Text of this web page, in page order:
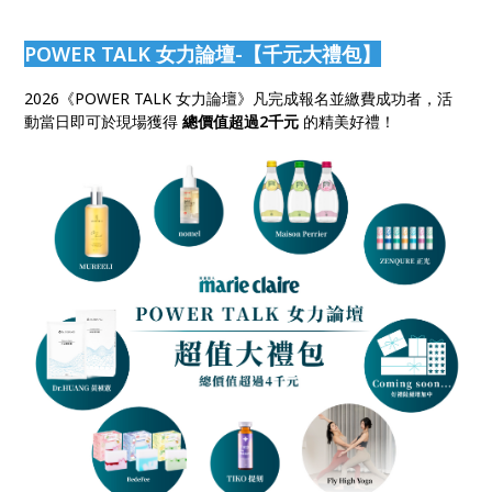
POWER TALK 女力論壇-【千元大禮包】
2026《POWER TALK 女力論壇》凡完成報名並繳費成功者，活
動當日即可於現場獲得總價值超過2千元 的精美好禮！